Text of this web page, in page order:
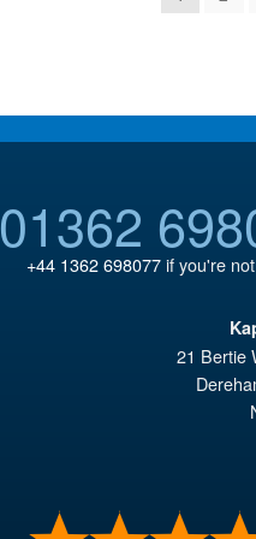
01362
+44 1362 698077if you're
21 Bertie